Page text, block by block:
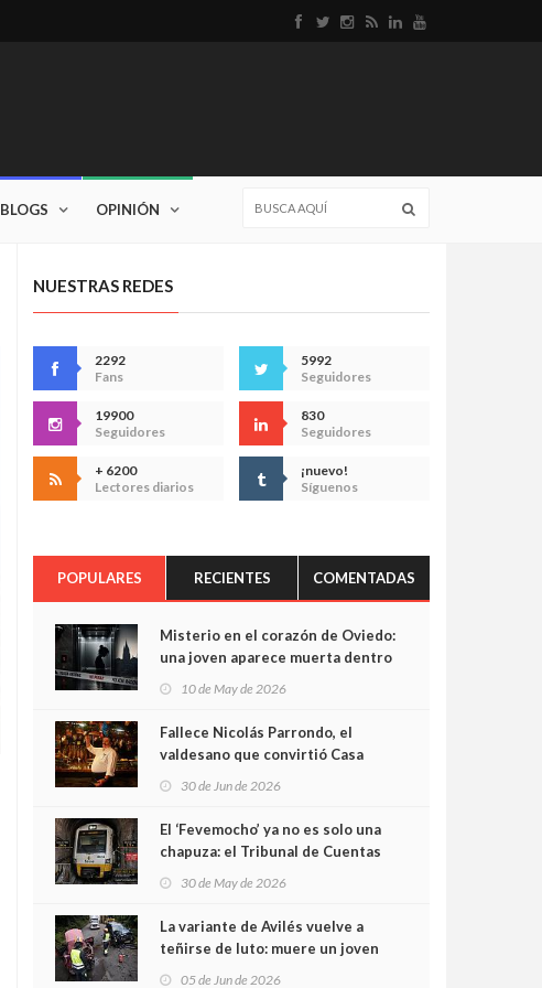
BLOGS OPINIÓN
NUESTRAS REDES
2292
Fans
5992
Seguidores
19900
Seguidores
830
Seguidores
+ 6200
Lectores diarios
¡nuevo!
Síguenos
POPULARES RECIENTES COMENTADAS
Misterio en el corazón de Oviedo:
una joven aparece muerta dentro
cámaras captan sus últimos
minutos
10 de May de 2026
Fallece Nicolás Parrondo, el
valdesano que convirtió Casa
30 de Jun de 2026
El ‘Fevemocho’ ya no es solo una
chapuza: el Tribunal de Cuentas
sobrecoste de los trenes que no
cabían por los túneles
30 de May de 2026
La variante de Avilés vuelve a
teñirse de luto: muere un joven
05 de Jun de 2026